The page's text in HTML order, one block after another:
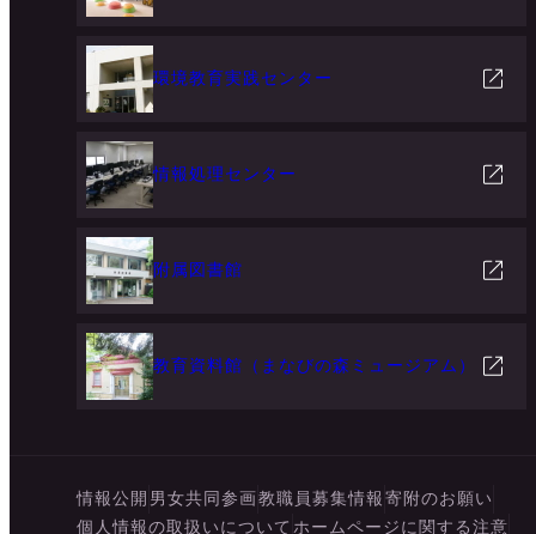
環境教育実践センター
情報処理センター
附属図書館
教育資料館（まなびの森ミュージアム）
情報公開 男女共同参画教職員募集情報寄附のお願い
個人情報の取扱いについて ホームページに関する注意